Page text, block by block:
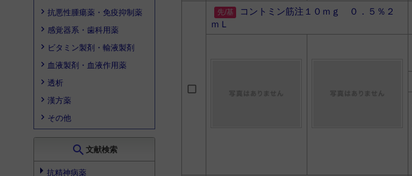
抗悪性腫瘍薬・免疫抑制薬
感覚器系・歯科用薬
ビタミン製剤・輸液製剤
血液製剤・血液作用薬
透析
漢方薬
その他
search 文献検索
抗精神病薬
コントミン筋注１０ｍｇ ０．５％２
ｍＬ